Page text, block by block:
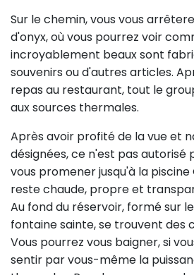
Sur le chemin, vous vous
d'onyx, où vous pourrez voir
incroyablement beaux sont
souvenirs ou d'autres articles.
repas au restaurant, tout le
aux sources thermales.
Après avoir profité de la vue et
désignées, ce n'est pas autorisé
vous promener jusqu'à la piscine
reste chaude, propre et
Au fond du réservoir, formé sur
fontaine sainte, se trouvent des
Vous pourrez vous baigner, si
sentir par vous-même la